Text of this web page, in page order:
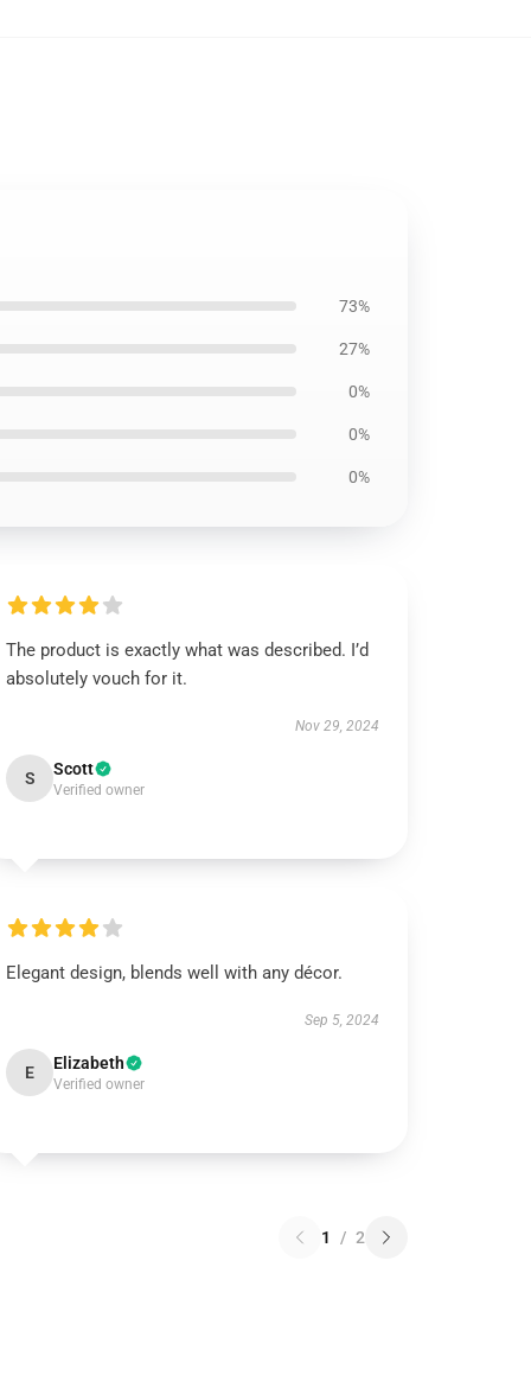
73%
27%
0%
0%
0%
The product is exactly what was described. I’d
absolutely vouch for it.
Nov 29, 2024
S Scott
Verified owner
Elegant design, blends well with any décor.
Sep 5, 2024
E Elizabeth
Verified owner
1 / 2